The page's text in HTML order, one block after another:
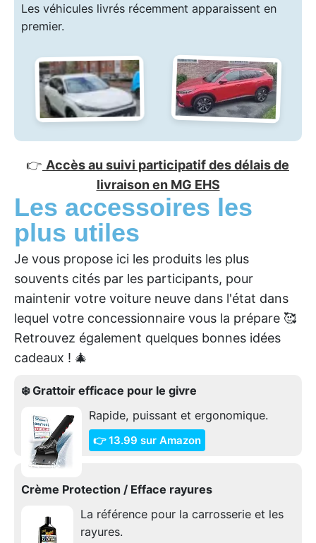
Les véhicules livrés récemment apparaissent en
premier.
👉 Accès au suivi participatif des délais de
livraison en MG EHS
Les accessoires les
plus utiles
Je vous propose ici les produits les plus
souvents cités par les participants, pour
maintenir votre voiture neuve dans l'état dans
lequel votre concessionnaire vous la prépare 🥰
Retrouvez également quelques bonnes idées
cadeaux ! 🎄
❄️ Grattoir efficace pour le givre
Rapide, puissant et ergonomique.
👉 13.99 sur Amazon
Crème Protection / Efface rayures
La référence pour la carrosserie et les
rayures.